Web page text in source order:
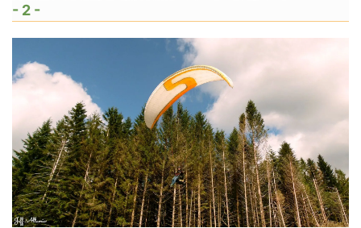
- 2 -